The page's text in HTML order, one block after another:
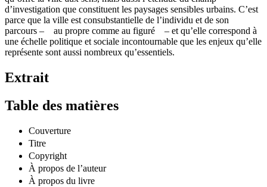
d’investigation que constituent les paysages sensibles urbains. C’est
parce que la ville est consubstantielle de l’individu et de son
parcours – au propre comme au figuré – et qu’elle correspond à
une échelle politique et sociale incontournable que les enjeux qu’elle
représente sont aussi nombreux qu’essentiels.
Extrait
Table des matières
Couverture
Titre
Copyright
À propos de l’auteur
À propos du livre